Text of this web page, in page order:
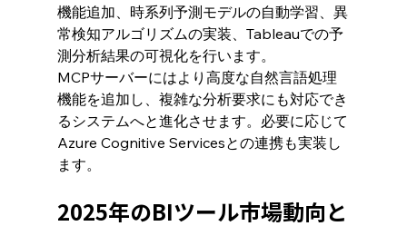
機能追加、時系列予測モデルの自動学習、異
常検知アルゴリズムの実装、Tableauでの予
測分析結果の可視化を行います。
MCPサーバーにはより高度な自然言語処理
機能を追加し、複雑な分析要求にも対応でき
るシステムへと進化させます。必要に応じて
Azure Cognitive Servicesとの連携も実装し
ます。
2025年のBIツール市場動向と